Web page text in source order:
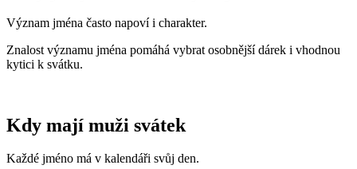
Význam jména často napoví i charakter.
Znalost významu jména pomáhá vybrat osobnější dárek i vhodnou
kytici k svátku.
Kdy mají muži svátek
Každé jméno má v kalendáři svůj den.